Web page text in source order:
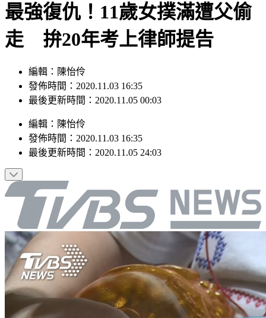
最強復仇！11歲女撲滿遭父偷
走 拚20年考上律師提告
編輯：陳怡伶
發佈時間：2020.11.03 16:35
最後更新時間：2020.11.05 00:03
編輯 ： 陳怡伶
發佈時間： 2020.11.03 16:35
最後更新時間： 2020.11.05 24:03